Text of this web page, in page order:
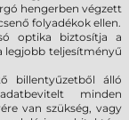
hengerben végzett
folyadékok ellen.
optika biztosítja a
legjobb teljesítményű
billentyűzetből álló
minden
van szükség, vagy